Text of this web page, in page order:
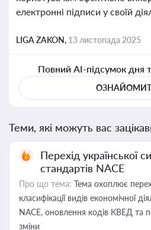
електронні підписи у своїй
LIGA ZAKON, 13 листопада 2025
Повний AI-підсумок дня
Теми, які можуть вас
Перехід української
стандартів NACE
Про що тема: Тема охоплює
класифікації видів економічної
NACE, оновлення кодів КВЕД та
зміни